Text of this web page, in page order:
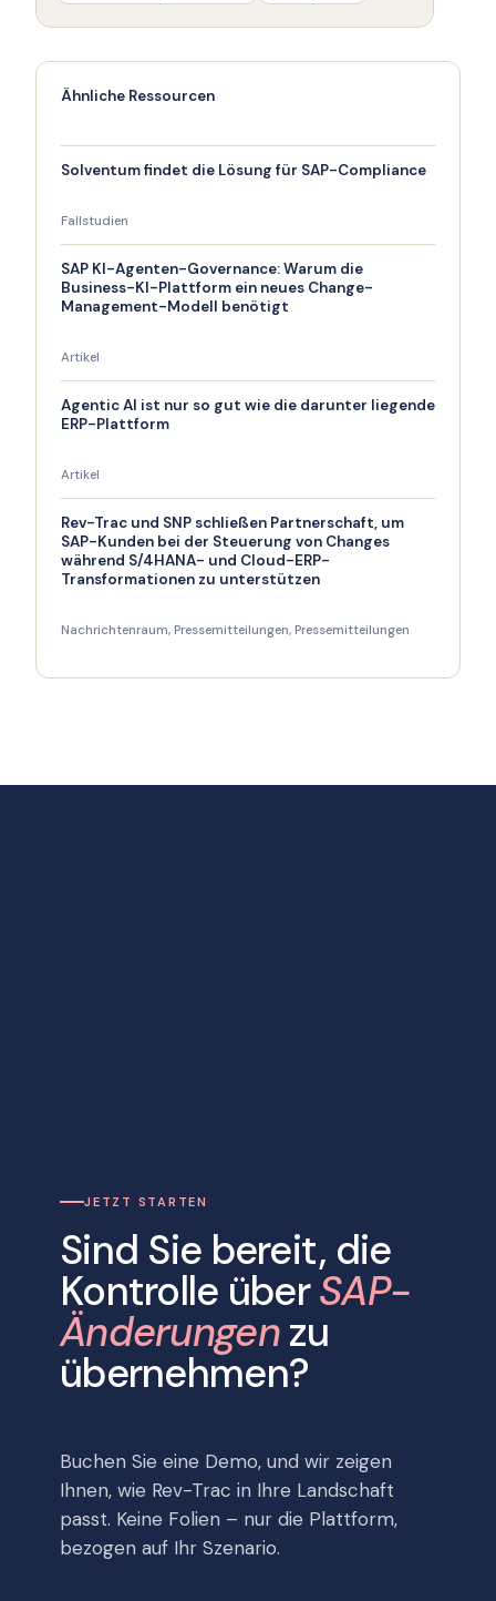
Ähnliche Ressourcen
Solventum findet die Lösung für SAP-Compliance
Fallstudien
SAP KI-Agenten-Governance: Warum die
Business-KI-Plattform ein neues Change-
Management-Modell benötigt
Artikel
Agentic AI ist nur so gut wie die darunter liegende
ERP-Plattform
Artikel
Rev-Trac und SNP schließen Partnerschaft, um
SAP-Kunden bei der Steuerung von Changes
während S/4HANA- und Cloud-ERP-
Transformationen zu unterstützen
Nachrichtenraum, Pressemitteilungen, Pressemitteilungen
JETZT STARTEN
Sind Sie bereit, die
Kontrolle überSAP-
Änderungenzu
übernehmen?
Buchen Sie eine Demo, und wir zeigen
Ihnen, wie Rev-Trac in Ihre Landschaft
passt. Keine Folien – nur die Plattform,
bezogen auf Ihr Szenario.